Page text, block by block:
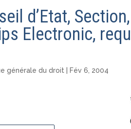
d’Etat,
Electronic,
générale du droit Fév 6, 2004